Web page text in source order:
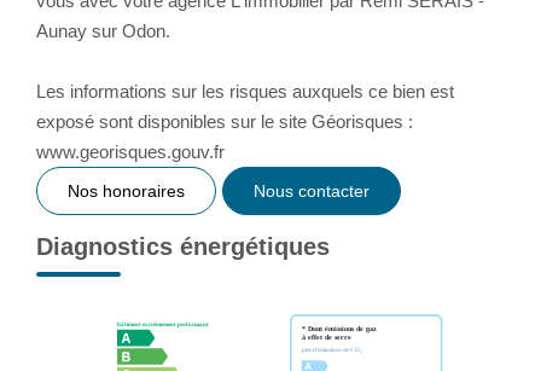
Aunay sur Odon.
Les informations sur les risques auxquels ce bien est
exposé sont disponibles sur le site Géorisques :
www.georisques.gouv.fr
Nos honoraires Nous contacter
Diagnostics énergétiques